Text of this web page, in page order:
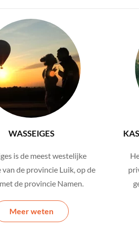
WASSEIGES
is de meest westelijke
van de provincie Luik, op de
de provincie Namen.
Meer weten